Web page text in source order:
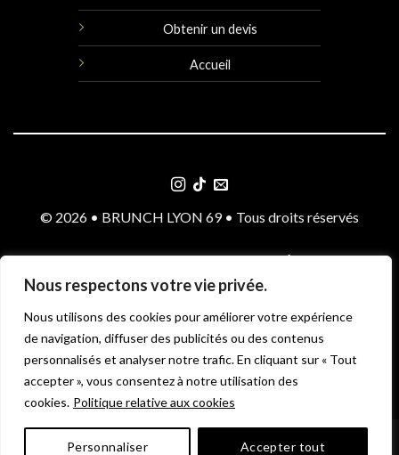
Nous respectons votre vie privée.
Nous utilisons des cookies pour améliorer votre expérience
de navigation, diffuser des publicités ou des contenus
personnalisés et analyser notre trafic. En cliquant sur « Tout
accepter », vous consentez à notre utilisation des
cookies. Politique relative aux cookies
Personnaliser Accepter tout
Obtenir un devis
Accueil
© 2026 • BRUNCH LYON 69 • Tous droits réservés
POLITIQUE DE CONFIDENTIALITÉ
MENTIONS LÉGALES CGV